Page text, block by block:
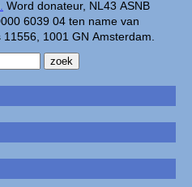
Word donateur, NL43 ASNB
6039 04 ten name van
1001 GN Amsterdam.